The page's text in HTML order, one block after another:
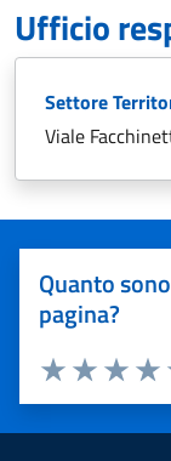
Ufficio
Settore
Viale
Quanto
pagina?
Valuta
Valuta 2
Valuta 1 stelle